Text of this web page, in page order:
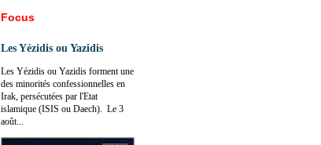
Focus
Les Yézidis ou Yazidis
Les Yézidis ou Yazidis forment une
des minorités confessionnelles en
Irak, persécutées par l'Etat
islamique (ISIS ou Daech). Le 3
août...